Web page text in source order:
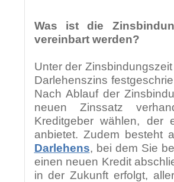
Was ist die
vereinbart werden?
Unter der
Darlehenszins
Nach Ablauf der
neuen Zinssatz
Kreditgeber wählen, der
anbietet. Zudem besteht
Darlehens, bei dem Sie
einen neuen Kredit
in der Zukunft erfolgt,